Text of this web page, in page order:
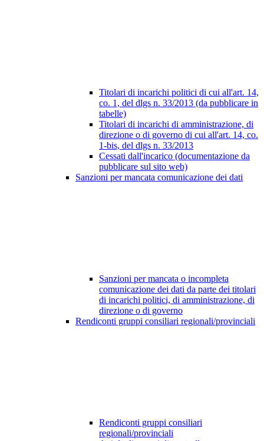
Titolari di incarichi politici di cui all'art. 14,
co. 1, del dlgs n. 33/2013 (da pubblicare in
tabelle)
Titolari di incarichi di amministrazione, di
direzione o di governo di cui all'art. 14, co.
1-bis, del dlgs n. 33/2013
Cessati dall'incarico (documentazione da
pubblicare sul sito web)
Sanzioni per mancata comunicazione dei dati
Sanzioni per mancata o incompleta
comunicazione dei dati da parte dei titolari
di incarichi politici, di amministrazione, di
direzione o di governo
Rendiconti gruppi consiliari regionali/provinciali
Rendiconti gruppi consiliari
regionali/provinciali